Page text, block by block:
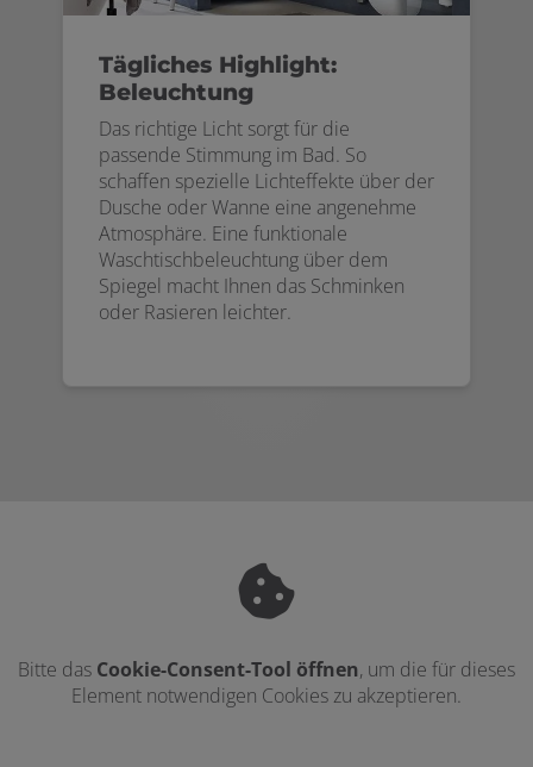
Tägliches Highlight:
Beleuchtung
Das richtige Licht sorgt für die
passende Stimmung im Bad. So
schaffen spezielle Lichteffekte über der
Dusche oder Wanne eine angenehme
Atmosphäre. Eine funktionale
Waschtischbeleuchtung über dem
Spiegel macht Ihnen das Schminken
oder Rasieren leichter.
Bitte das Cookie-Consent-Tool öffnen, um die für dieses
Element notwendigen Cookies zu akzeptieren.